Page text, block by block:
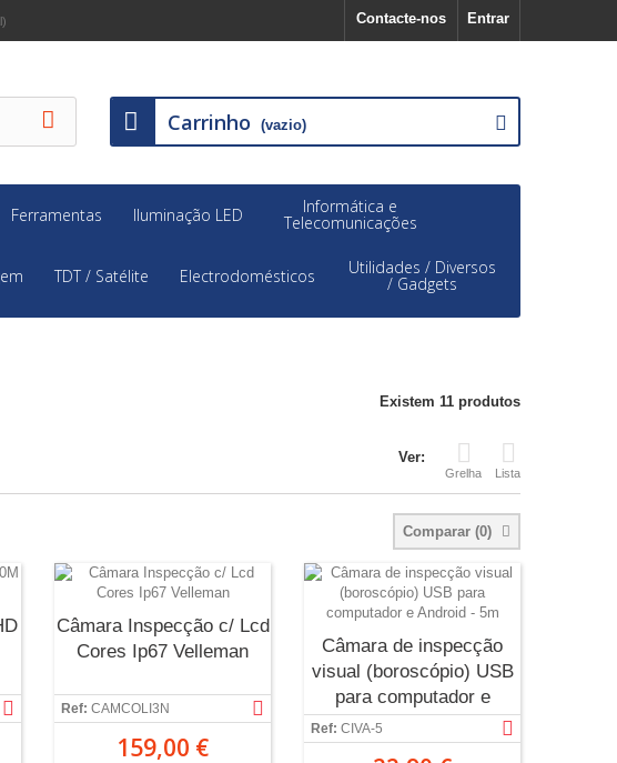
Entrar
Contacte-nos
Carrinho (vazio)
Ferramentas Iluminação LED Informática e
Telecomunicações
TDT / Satélite Electrodomésticos Utilidades / Diversos
/ Gadgets
Existem 11 produtos
Ver:
Grelha Lista
Comparar (0)
Câmara Inspecção c/ Lcd
Cores Ip67 Velleman
Ref: CAMCOLI3N
159,00 €
Câmara de inspecção
visual (boroscópio) USB
para computador e
Android - 5m
Ref: CIVA-5